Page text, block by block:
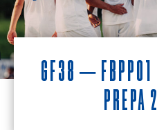
GF38 –
prépa